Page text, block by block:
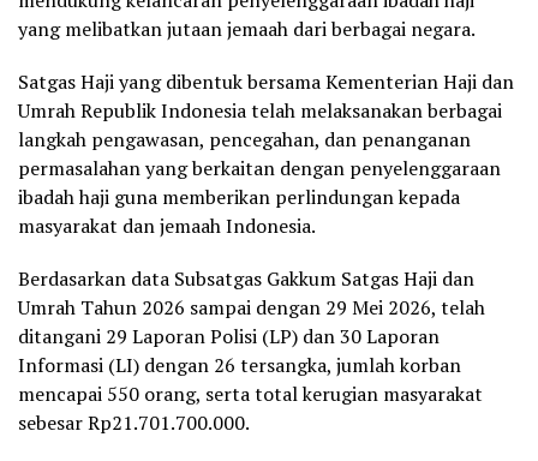
yang melibatkan jutaan jemaah dari berbagai negara.
Satgas Haji yang dibentuk bersama Kementerian Haji dan
Umrah Republik Indonesia telah melaksanakan berbagai
langkah pengawasan, pencegahan, dan penanganan
permasalahan yang berkaitan dengan penyelenggaraan
ibadah haji guna memberikan perlindungan kepada
masyarakat dan jemaah Indonesia.
Berdasarkan data Subsatgas Gakkum Satgas Haji dan
Umrah Tahun 2026 sampai dengan 29 Mei 2026, telah
ditangani 29 Laporan Polisi (LP) dan 30 Laporan
Informasi (LI) dengan 26 tersangka, jumlah korban
mencapai 550 orang, serta total kerugian masyarakat
sebesar Rp21.701.700.000.